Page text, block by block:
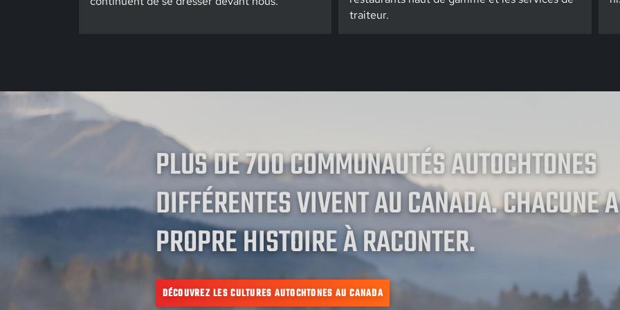
traiteur.
PLUS DE 700 COMMUNAUTÉS AUTOCHTONES
DIFFÉRENTES VIVENT AU CANADA. CHACUNE
PROPRE HISTOIRE À RACONTER.
DÉCOUVREZ LES CULTURES AUTOCHTONES AU CANADA